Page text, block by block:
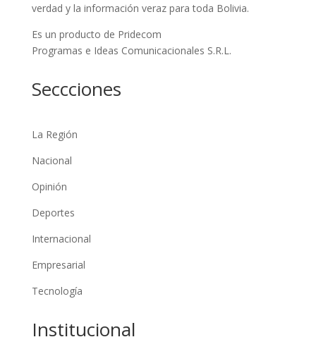
verdad y la información veraz para toda Bolivia.
Es un producto de Pridecom
Programas e Ideas Comunicacionales S.R.L.
Seccciones
La Región
Nacional
Opinión
Deportes
Internacional
Empresarial
Tecnología
Institucional